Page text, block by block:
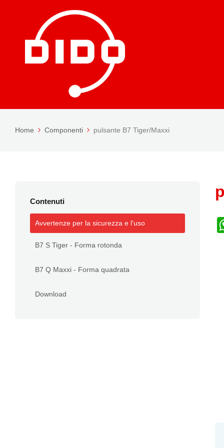
Home Componenti pulsante B7 Tiger/Maxxi
Contenuti
Avvertenze per la sicurezza e l'uso
B7 S Tiger - Forma rotonda
B7 Q Maxxi - Forma quadrata
Download